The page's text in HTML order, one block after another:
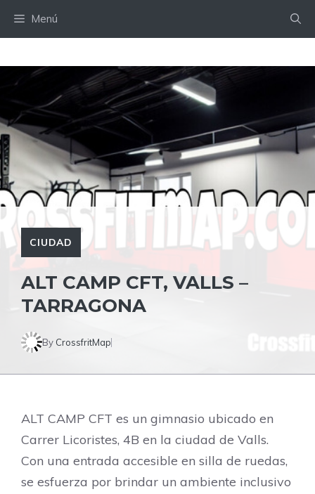
Menú
CIUDAD
ALT CAMP CFT, VALLS –
TARRAGONA
By CrossfritMap
ALT CAMP CFT es un gimnasio ubicado en
Carrer Licoristes, 4B en la ciudad de Valls.
Con una entrada accesible en silla de ruedas,
se esfuerza por brindar un ambiente inclusivo